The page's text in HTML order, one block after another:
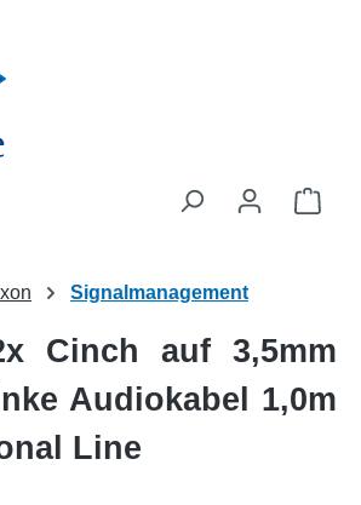
Signalmanagement
Cinch auf 3,5mm
Audiokabel 1,0m
Line